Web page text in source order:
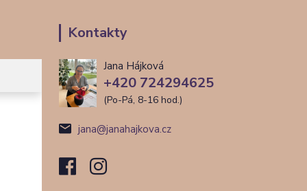
Kontakty
Jana Hájková
+420 724294625
(Po-Pá, 8-16 hod.)
jana@janahajkova.cz